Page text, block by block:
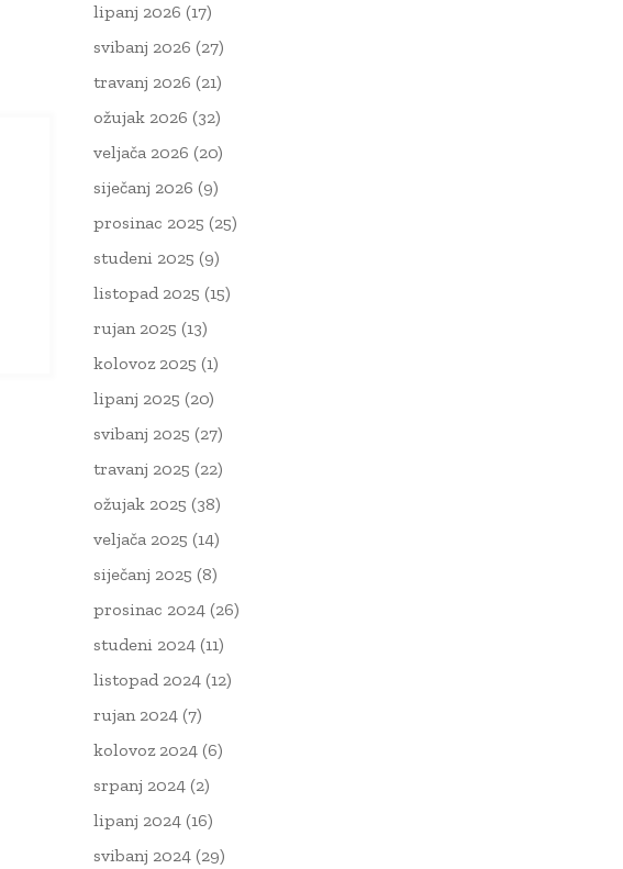
lipanj 2026 (17)
svibanj 2026 (27)
travanj 2026 (21)
ožujak 2026 (32)
veljača 2026 (20)
siječanj 2026 (9)
prosinac 2025 (25)
studeni 2025 (9)
listopad 2025 (15)
rujan 2025 (13)
kolovoz 2025 (1)
lipanj 2025 (20)
svibanj 2025 (27)
travanj 2025 (22)
ožujak 2025 (38)
veljača 2025 (14)
siječanj 2025 (8)
prosinac 2024 (26)
studeni 2024 (11)
listopad 2024 (12)
rujan 2024 (7)
kolovoz 2024 (6)
srpanj 2024 (2)
lipanj 2024 (16)
svibanj 2024 (29)